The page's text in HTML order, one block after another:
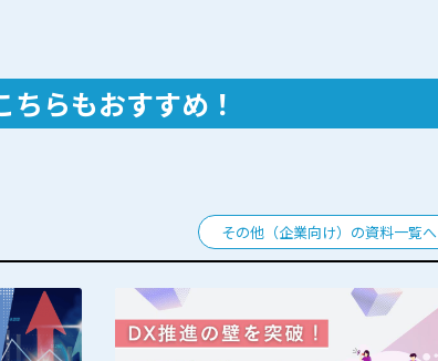
ちらもおすすめ！
その他（企業向け）の資料一覧へ